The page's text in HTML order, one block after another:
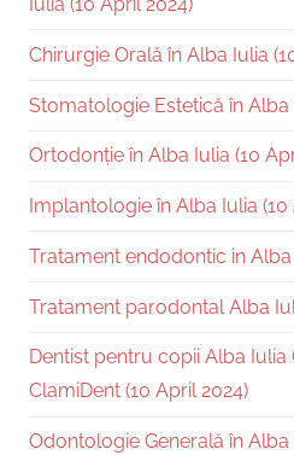
Chirurgie Orală în Alba Iulia
Stomatologie Estetică în Alba
Ortodonție în Alba Iulia (10
Implantologie în Alba Iulia (10
Tratament endodontic in Alba
Tratament parodontal Alba
Dentist pentru copii Alba Iulia
ClamiDent (10 April 2024)
Odontologie Generală în Alba